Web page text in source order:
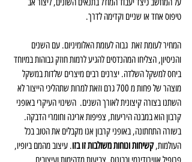
טיפוס אחד או שניים וקדימה לדרך.
המחיר לעומת זאת  גבוה לעומת האלומיניום. עם השנים
והניסיון, הצליחו המהנדסים להגיע לרמות חוזק גבוהות במיוחד
ביחס למשקל השלדה. יצרנים רבים מיצרים שלדות במשקל
מוצהר של פחות מ 700 גרם וזאת למרות שתהליכי הייצור לא
השתנו בצורה קיצונית לאורך השנים.  השינוי העיקרי באופני
קרבון הוא במבנה היריעות, צפיפות אריגה וחומרי הדבקה.
בשורה התחתונה, באופני קרבון אנו מקבלים את הטוב בכל
העולמות, קשיחות ונוחות משולבות זו בזו. עיצוב מהמם ביופיו,